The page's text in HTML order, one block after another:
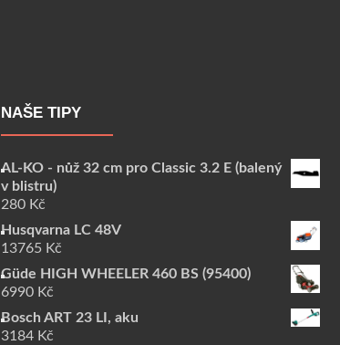
NAŠE TIPY
AL-KO - nůž 32 cm pro Classic 3.2 E (balený
v blistru)
280 Kč
Husqvarna LC 48V
13765 Kč
Güde HIGH WHEELER 460 BS (95400)
6990 Kč
Bosch ART 23 LI, aku
3184 Kč